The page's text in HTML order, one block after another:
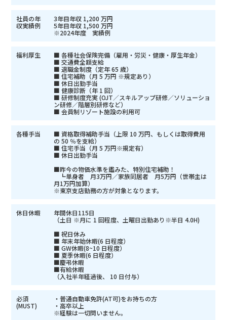
社員の年
収実績例
3年目年収 1,200 万円
5年目年収 1,500 万円
※2024年度 実績例
福利厚生
■ 各種社会保険完備（雇用・労災・健康・厚生年金）
■ 交通費全額支給
■ 退職金制度（定年 65 歳）
■ 住宅補助（月 5 万円 ※規定あり）
■ 休日出勤手当
■ 健康診断（年 1 回）
■ 研修制度充実 (OJT／スキルアップ研修／ソリューショ
ン研修／階層別研修など）
■ 会員制リゾート施設の利用可
各種手当
■ 資格取得補助手当（上限 10 万円、もしくは取得費用
の 50 ％を支給）
■ 住宅手当（月 5 万円※規定有）
■ 休日出勤手当
■昨今の物価水準を鑑みた、特別住宅補助！
┗単身者 月3万円／家族同居者 月5万円（世帯主は
月1万円加算）
※東京支店勤務の方が対象となります。
休日休暇
年間休日115日
（土日 ※月に 1 回程度、土曜日出勤あり※半日 4.0H)
■ 祝日休み
■ 年末年始休暇(6 日程度）
■ GW休暇(8~10 日程度）
■ 夏季休暇(6 日程度）
■慶弔休暇
■有給休暇
（入社半年経過後、 10 日付与）
必須
(MUST)
・普通自動車免許(AT可)をお持ちの方
・高卒以上
※経験は一切問いません。